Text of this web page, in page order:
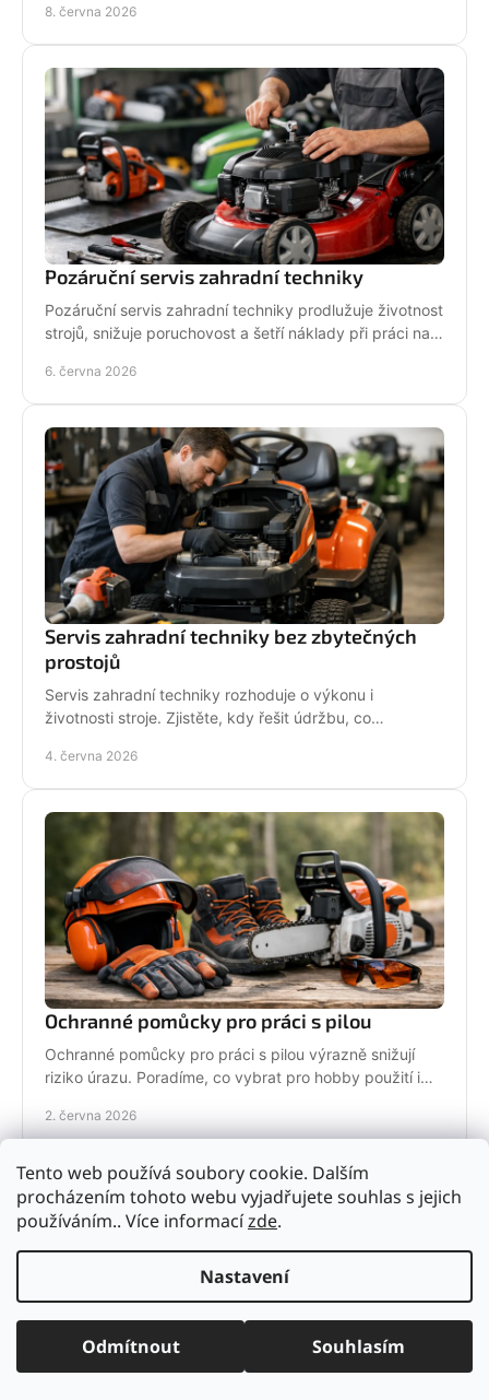
Tento web používá soubory cookie. Dalším
procházením tohoto webu vyjadřujete souhlas s jejich
používáním.. Více informacízde.
Nastavení
Odmítnout Souhlasím
8. června 2026
Pozáruční servis zahradní techniky
Pozáruční servis zahradní techniky prodlužuje životnost
strojů, snižuje poruchovost a šetří náklady při práci na
6. června 2026
Servis zahradní techniky bez zbytečných
prostojů
Servis zahradní techniky rozhoduje o výkonu i
životnosti stroje. Zjistěte, kdy řešit údržbu, co
4. června 2026
Ochranné pomůcky pro práci s pilou
Ochranné pomůcky pro práci s pilou výrazně snižují
riziko úrazu. Poradíme, co vybrat pro hobby použití i
2. června 2026
Drtič větví na kompost: jak vybrat správně